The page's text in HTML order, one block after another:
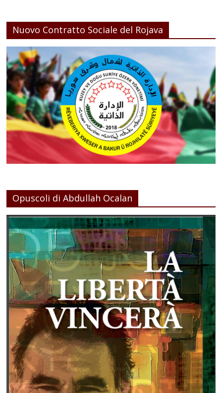
Nuovo Contratto Sociale del Rojava
Opuscoli di Abdullah Ocalan